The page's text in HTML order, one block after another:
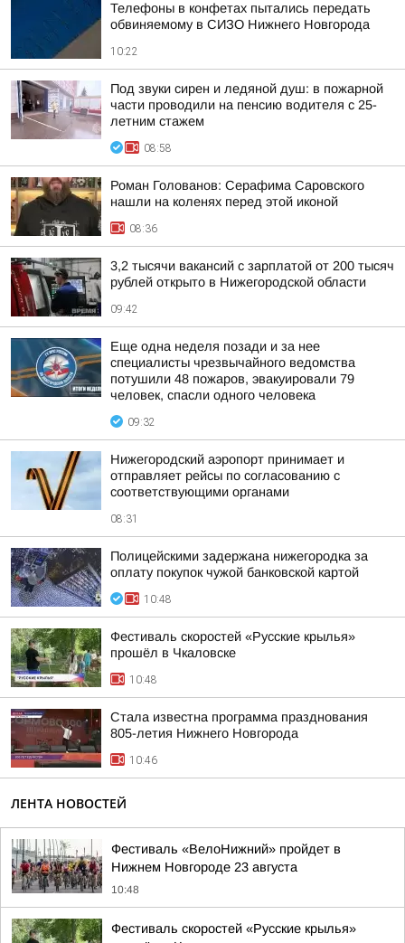
Телефоны в конфетах пытались передать
обвиняемому в СИЗО Нижнего Новгорода
10:22
Под звуки сирен и ледяной душ: в пожарной
части проводили на пенсию водителя с 25-
летним стажем
08:58
Роман Голованов: Серафима Саровского
нашли на коленях перед этой иконой
08:36
3,2 тысячи вакансий с зарплатой от 200 тысяч
рублей открыто в Нижегородской области
09:42
Еще одна неделя позади и за нее
специалисты чрезвычайного ведомства
потушили 48 пожаров, эвакуировали 79
человек, спасли одного человека
09:32
Нижегородский аэропорт принимает и
отправляет рейсы по согласованию с
соответствующими органами
08:31
Полицейскими задержана нижегородка за
оплату покупок чужой банковской картой
10:48
Фестиваль скоростей «Русские крылья»
прошёл в Чкаловске
10:48
Стала известна программа празднования
805-летия Нижнего Новгорода
10:46
ЛЕНТА НОВОСТЕЙ
Фестиваль «ВелоНижний» пройдет в
Нижнем Новгороде 23 августа
10:48
Фестиваль скоростей «Русские крылья»